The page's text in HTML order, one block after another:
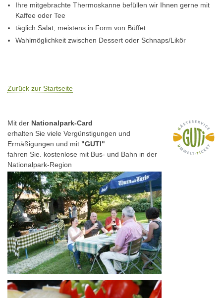
Ihre mitgebrachte Thermoskanne befüllen wir Ihnen gerne mit
Kaffee oder Tee
täglich Salat, meistens in Form von Büffet
Wahlmöglichkeit zwischen Dessert oder Schnaps/Likör
Zurück zur Startseite
Mit der Nationalpark-Card
erhalten Sie viele Vergünstigungen und
Ermäßigungen und mit "GUTI"
fahren Sie. kostenlose mit Bus- und Bahn in der
Nationalpark-Region